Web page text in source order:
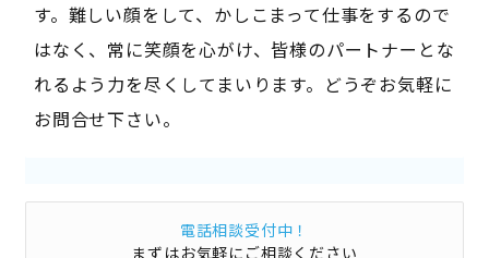
す。難しい顔をして、かしこまって仕事をするので
はなく、常に笑顔を心がけ、皆様のパートナーとな
れるよう力を尽くしてまいります。どうぞお気軽に
お問合せ下さい。
電話相談受付中！
まずはお気軽にご相談ください